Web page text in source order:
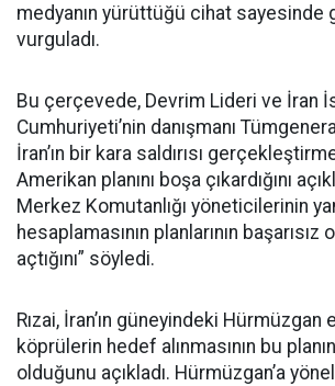
medyanın yürüttüğü cihat sayesinde
vurguladı.
Bu çerçevede, Devrim Lideri ve İran
Cumhuriyeti’nin danışmanı
İran’ın bir kara saldırısı
Amerikan planını boşa çıkardığını
Merkez Komutanlığı yöneticilerinin
hesaplamasının planlarının başarısız
açtığını” söyledi.
Rızai, İran’ın güneyindeki Hürmüzgan
köprülerin hedef alınmasının bu
olduğunu açıkladı. Hürmüzgan’a